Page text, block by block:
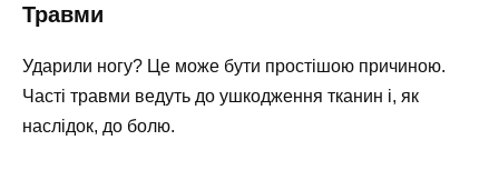
Травми
Ударили ногу? Це може бути простішою причиною.
Часті травми ведуть до ушкодження тканин і, як
наслідок, до болю.